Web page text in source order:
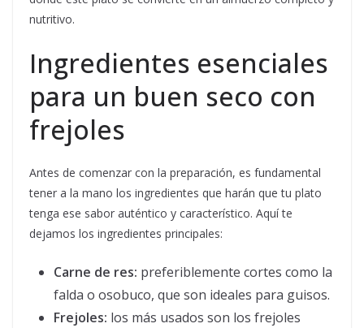
nutritivo.
Ingredientes esenciales
para un buen seco con
frejoles
Antes de comenzar con la preparación, es fundamental
tener a la mano los ingredientes que harán que tu plato
tenga ese sabor auténtico y característico. Aquí te
dejamos los ingredientes principales:
Carne de res: preferiblemente cortes como la
falda o osobuco, que son ideales para guisos.
Frejoles: los más usados son los frejoles